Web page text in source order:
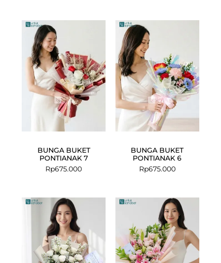
BUNGA BUKET
PONTIANAK 7
Rp675.000
BUNGA BUKET
PONTIANAK 6
Rp675.000